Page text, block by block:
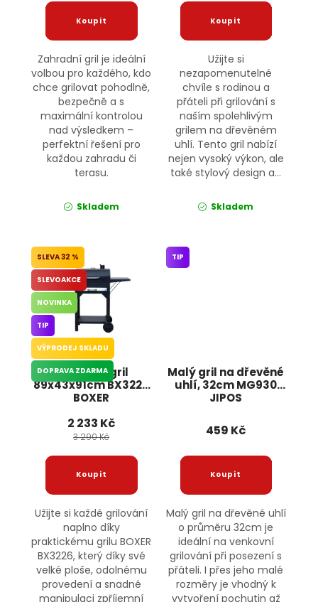
Zahradní gril je ideální
volbou pro každého, kdo
chce grilovat pohodlně,
bezpečně a s
maximální kontrolou
nad výsledkem –
perfektní řešení pro
každou zahradu či
terasu.
Skladem
Užijte si
nezapomenutelné
chvíle s rodinou a
přáteli při grilování s
naším spolehlivým
grilem na dřevěném
uhlí. Tento gril nabízí
nejen vysoký výkon, ale
také stylový design a...
Skladem
Zahradní gril
89x43x91cm BX3226
BOXER
32 %
SLEVOAKCE
NOVINKA
TIP
VÝPRODEJ SKLADU
DOPRAVA ZDARMA
2 233 Kč
3 290 Kč
Užijte si každé grilování
naplno díky
praktickému grilu BOXER
BX3226, který díky své
velké ploše, odolnému
provedení a snadné
manipulaci zpříjemní
Malý gril na dřevěné
uhlí, 32cm MG930
JIPOS
TIP
459 Kč
Malý gril na dřevěné uhlí
o průměru 32cm je
ideální na venkovní
grilování při posezení s
přáteli. I přes jeho malé
rozměry je vhodný k
vytvoření pochutin až